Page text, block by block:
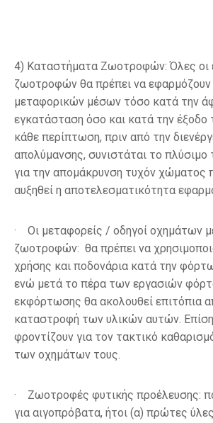
4) Καταστήματα Ζωοτροφών:Όλες οι
ζωοτροφών θα πρέπει να
μεταφορικών μέσων τόσο κατά την
εγκατάσταση όσο και κατά την έξοδο
κάθε περίπτωση, πριν από την
απολύμανσης, συνιστάται το
για την απομάκρυνση τυχόν χώματος
αυξηθεί η αποτελεσματικότητα
· Οι μεταφορείς / οδηγοί οχημάτων
ζωοτροφών: θα πρέπει να
χρήσης και ποδονάρια κατά την
ενώ μετά το πέρα των εργασιών
εκφόρτωσης θα ακολουθεί επιτόπια
καταστροφή των υλικών αυτών.
φροντίζουν για τον τακτικό
των οχημάτων τους.
· Ζωοτροφές φυτικής προέλευσης:
για αιγοπρόβατα, ήτοι (α) πρώτες